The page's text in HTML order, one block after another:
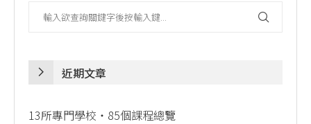
近期文章
13所專門學校・85個課程總覽